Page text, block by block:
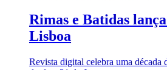
Rimas e Batidas
Lisboa
Revista digital celebra uma década